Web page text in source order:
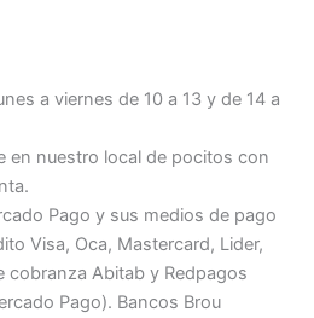
a viernes de 10 a 13 y de 14 a
en nuestro local de pocitos con
Pago y sus medios de pago
Visa, Oca, Mastercard, Lider,
cobranza Abitab y Redpagos
Pago). Bancos Brou